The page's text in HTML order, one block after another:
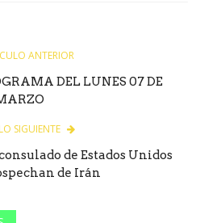
ANTERIOR
DEL LUNES 07 DE
SIGUIENTE
de Estados Unidos
de Irán